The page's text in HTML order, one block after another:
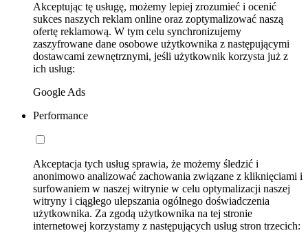
Akceptując tę usługę, możemy lepiej zrozumieć i ocenić
sukces naszych reklam online oraz zoptymalizować naszą
ofertę reklamową. W tym celu synchronizujemy
zaszyfrowane dane osobowe użytkownika z następującymi
dostawcami zewnętrznymi, jeśli użytkownik korzysta już z
ich usług:
Google Ads
Performance
Akceptacja tych usług sprawia, że możemy śledzić i
anonimowo analizować zachowania związane z kliknięciami i
surfowaniem w naszej witrynie w celu optymalizacji naszej
witryny i ciągłego ulepszania ogólnego doświadczenia
użytkownika. Za zgodą użytkownika na tej stronie
internetowej korzystamy z następujących usług stron trzecich: